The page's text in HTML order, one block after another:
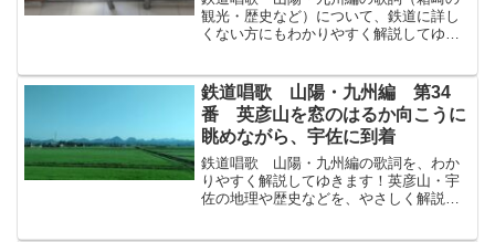
観光・歴史など）について、鉄道に詳し
くない方にもわかりやすく解説してゆき
取りそへて三松原さんまつばらとよばれ
たるその名も千代ちよの...
鉄道唱歌 山陽・九州編 第34
番 英彦山を窓のはるか向こうに
眺めながら、宇佐に到着
鉄道唱歌 山陽・九州編の歌詞を、わか
りやすく解説してゆきます！英彦山・宇
佐の地理や歴史などを、やさしく解説し